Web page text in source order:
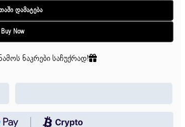
Დამატება
Buy Now
ნაკრები საჩუქრად!